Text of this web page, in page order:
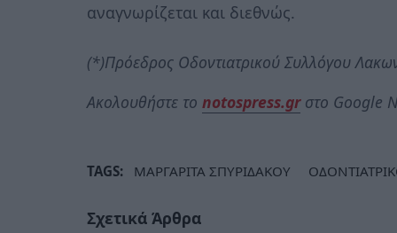
αναγνωρίζεται και διεθνώς.
(*)Πρόεδρος Οδοντιατρικού Συλλόγου
Ακολουθήστε το notospress.grστο Google
TAGS: ΜΑΡΓΑΡΙΤΑ ΣΠΥΡΙΔΑΚΟΥ
Σχετικά Άρθρα